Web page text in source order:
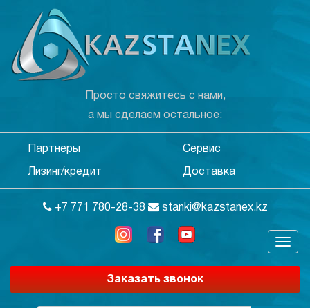
Просто свяжитесь с нами,
а мы сделаем остальное:
Партнеры Сервис
Лизинг/кредит Доставка
+7 771 780-28-38 stanki@kazstanex.kz
Заказать звонок